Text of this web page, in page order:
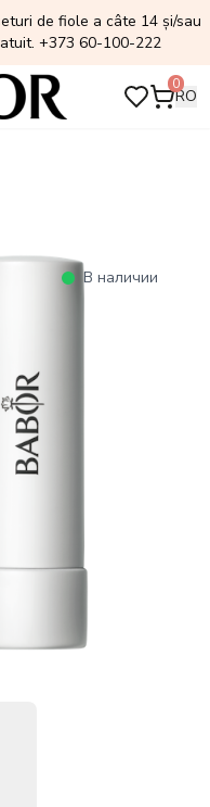
de fiole a câte 14 și/sau
+373 60-100-222
0
RO
В наличии